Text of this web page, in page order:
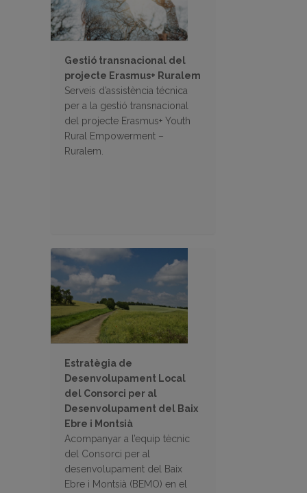
Gestió transnacional del
projecte Erasmus+ Ruralem
Serveis d’assistència técnica
per a la gestió transnacional
del projecte Erasmus+ Youth
Rural Empowerment –
Ruralem.
Estratègia de
Desenvolupament Local
del Consorci per al
Desenvolupament del Baix
Ebre i Montsià
Acompanyar a l’equip tècnic
del Consorci per al
desenvolupament del Baix
Ebre i Montsià (BEMO) en el